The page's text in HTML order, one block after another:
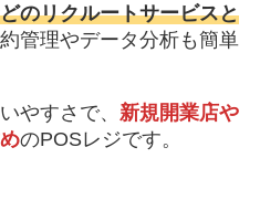
のリクルートサービスと
管理やデータ分析も簡単
やすさで、 新規開業店や
のPOSレジです。